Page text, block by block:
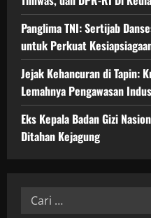
Panglima TNI: Sertijab
untuk Perkuat
Jejak Kehancuran di Tapin:
Lemahnya Pengawasan
Eks Kepala Badan Gizi
Ditahan Kejagung
Cari